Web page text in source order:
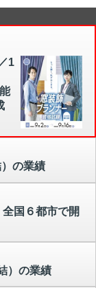
1
の業績
国６都市で開
）の業績